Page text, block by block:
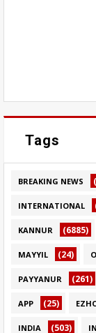
Tags
BREAKING NEWS
INTERNATIONAL
KANNUR (6885)
MAYYIL (24)
PAYYANUR (261)
APP (25)
INDIA (503)